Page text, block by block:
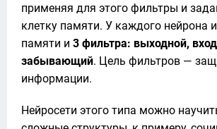
применяя для этого фильтры и
клетку памяти. У каждого нейрона
памяти и 3 фильтра: выходной,
забывающий. Цель фильтров —
информации.
Нейросети этого типа можно